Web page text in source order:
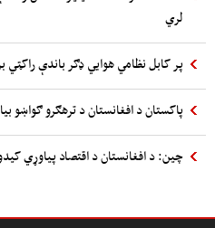
لري
پر کابل نظامي هوایي ډګر باندې راکټي
پاکستان د افغانستان د ترهګرو ګواښو
چین: د افغانستان د اقتصاد پیاوړي